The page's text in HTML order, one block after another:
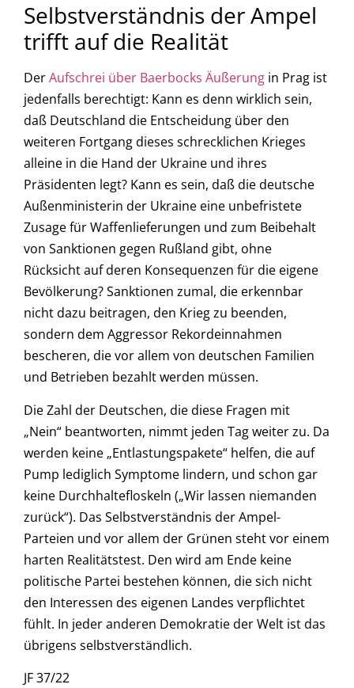
Selbstverständnis der Ampel
trifft auf die Realität
DerAufschrei über Baerbocks Äußerung in Prag ist
jedenfalls berechtigt: Kann es denn wirklich sein,
daß Deutschland die Entscheidung über den
weiteren Fortgang dieses schrecklichen Krieges
alleine in die Hand der Ukraine und ihres
Präsidenten legt? Kann es sein, daß die deutsche
Außenministerin der Ukraine eine unbefristete
Zusage für Waffenlieferungen und zum Beibehalt
von Sanktionen gegen Rußland gibt, ohne
Rücksicht auf deren Konsequenzen für die eigene
Bevölkerung? Sanktionen zumal, die erkennbar
nicht dazu beitragen, den Krieg zu beenden,
sondern dem Aggressor Rekordeinnahmen
bescheren, die vor allem von deutschen Familien
und Betrieben bezahlt werden müssen.
Die Zahl der Deutschen, die diese Fragen mit
„Nein“ beantworten, nimmt jeden Tag weiter zu. Da
werden keine „Entlastungspakete“ helfen, die auf
Pump lediglich Symptome lindern, und schon gar
keine Durchhaltefloskeln („Wir lassen niemanden
zurück“). Das Selbstverständnis der Ampel-
Parteien und vor allem der Grünen steht vor einem
harten Realitätstest. Den wird am Ende keine
politische Partei bestehen können, die sich nicht
den Interessen des eigenen Landes verpflichtet
fühlt. In jeder anderen Demokratie der Welt ist das
übrigens selbstverständlich.
JF 37/22